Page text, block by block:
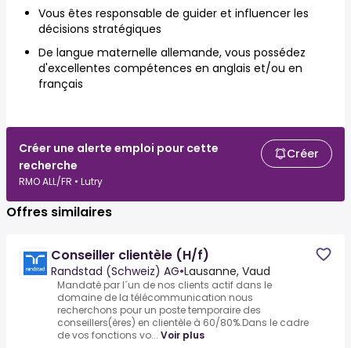
Vous êtes responsable de guider et influencer les
décisions stratégiques
De langue maternelle allemande, vous possédez
d'excellentes compétences en anglais et/ou en
français
Créer une alerte emploi pour cette
recherche
RMO ALL/FR • Lutry
Créer
Offres similaires
Conseiller clientèle (H/f)
Randstad (Schweiz) AG•Lausanne, Vaud
Mandaté par l´un de nos clients actif dans le
domaine de la télécommunication nous
recherchons pour un poste temporaire des
conseillers(ères) en clientèle à 60/80%.Dans le cadre
de vos fonctions vo... Voir plus